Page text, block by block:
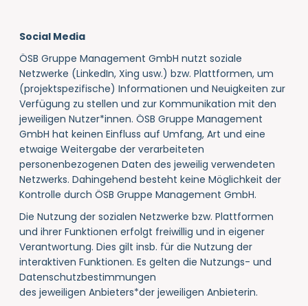
Social Media
ÖSB Gruppe Management GmbH nutzt soziale
Netzwerke (LinkedIn, Xing usw.) bzw. Plattformen, um
(projektspezifische) Informationen und Neuigkeiten zur
Verfügung zu stellen und zur Kommunikation mit den
jeweiligen Nutzer*innen. ÖSB Gruppe Management
GmbH hat keinen Einfluss auf Umfang, Art und eine
etwaige Weitergabe der verarbeiteten
personenbezogenen Daten des jeweilig verwendeten
Netzwerks. Dahingehend besteht keine Möglichkeit der
Kontrolle durch ÖSB Gruppe Management GmbH.
Die Nutzung der sozialen Netzwerke bzw. Plattformen
und ihrer Funktionen erfolgt freiwillig und in eigener
Verantwortung. Dies gilt insb. für die Nutzung der
interaktiven Funktionen. Es gelten die Nutzungs- und
Datenschutzbestimmungen
des jeweiligen Anbieters*der jeweiligen Anbieterin.